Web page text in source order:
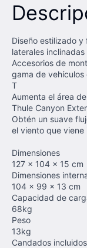
Diseño estilizado
laterales
Accesorios de
gama de vehículos
T
Aumenta el área
Thule Canyon
Obtén un suave
el viento que viene
Dimensiones
127 x 104 x 15 cm
Dimensiones
104 x 99 x 13 cm
Capacidad de
68kg
Peso
13kg
Candados incluidos